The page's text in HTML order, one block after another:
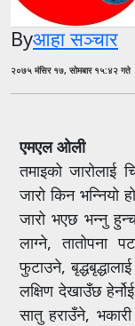
Byआहा सञ्चार
२०७५ मंसिर १७, सोमबार १५:४२ गते
एमएल ओली
तमाइको जारोलाई
जारो किन भन्नियो
जारो भएछ भन्नु
लाग्ने, तातोपना
फुटाउने,
लक्षिण देखाउँछ
सातु हराउँने,